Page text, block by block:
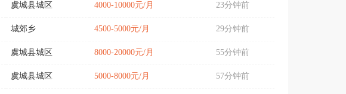
虞城县城区 4000-10000元/月 23分钟前
城郊乡 4500-5000元/月 29分钟前
虞城县城区 8000-20000元/月 55分钟前
虞城县城区 5000-8000元/月 57分钟前